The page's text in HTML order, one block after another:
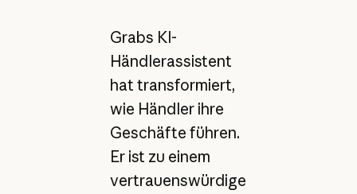
Grabs KI-
Händlerassistent
hat transformiert,
wie Händler ihre
Geschäfte führen.
Er ist zu einem
vertrauenswürdige